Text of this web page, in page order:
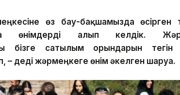
өз бау-бақшамызда өсірген
өнімдерді алып келдік.
бізге сатылым орындарын тегін
– деді жәрмеңкеге өнім әкелген шаруа.